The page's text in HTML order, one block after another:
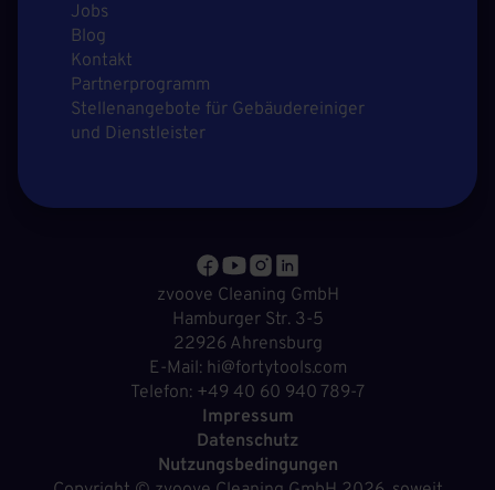
Jobs
Blog
Kontakt
Partnerprogramm
Stellenangebote für Gebäudereiniger
und Dienstleister
zvoove Cleaning GmbH
Hamburger Str. 3-5
22926 Ahrensburg
E-Mail: hi@fortytools.com
Telefon: +49 40 60 940 789-7
Impressum
Datenschutz
Nutzungsbedingungen